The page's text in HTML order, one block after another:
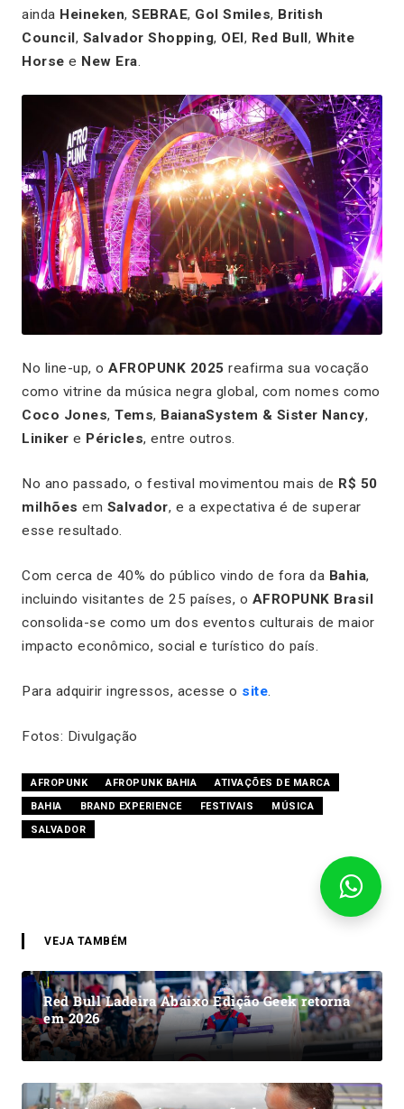
ainda Heineken, SEBRAE, Gol Smiles, British
Council, Salvador Shopping, OEI, Red Bull, White
Horse e New Era
No line-up, o AFROPUNK 2025 reafirma sua vocação
como vitrine da música negra global, com nomes como
Coco Jones, Tems, BaianaSystem & Sister Nancy,
Liniker e Péricles, entre outros.
No ano passado, o festival movimentou mais de R$ 50
milhões em Salvador, e a expectativa é de superar
esse resultado.
Com cerca de 40% do público vindo de fora da Bahia,
incluindo visitantes de 25 países, o AFROPUNK Brasil
consolida-se como um dos eventos culturais de maior
impacto econômico, social e turístico do país.
Para adquirir ingressos, acesse o site.
Fotos: Divulgação
AFROPUNK AFROPUNK BAHIA
ATIVAÇÕES DE MARCA
BAHIA
BRAND EXPERIENCE FESTIVAIS
MÚSICA
SALVADOR
VEJA TAMBÉM
Red Bull Ladeira Abaixo Edição Geek retorna
em 2026